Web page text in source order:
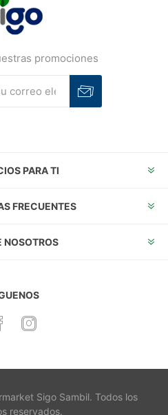
promociones
PARA TI
FRECUENTES
NOSOTROS
Sigo Sambil. Todos los
reservados.